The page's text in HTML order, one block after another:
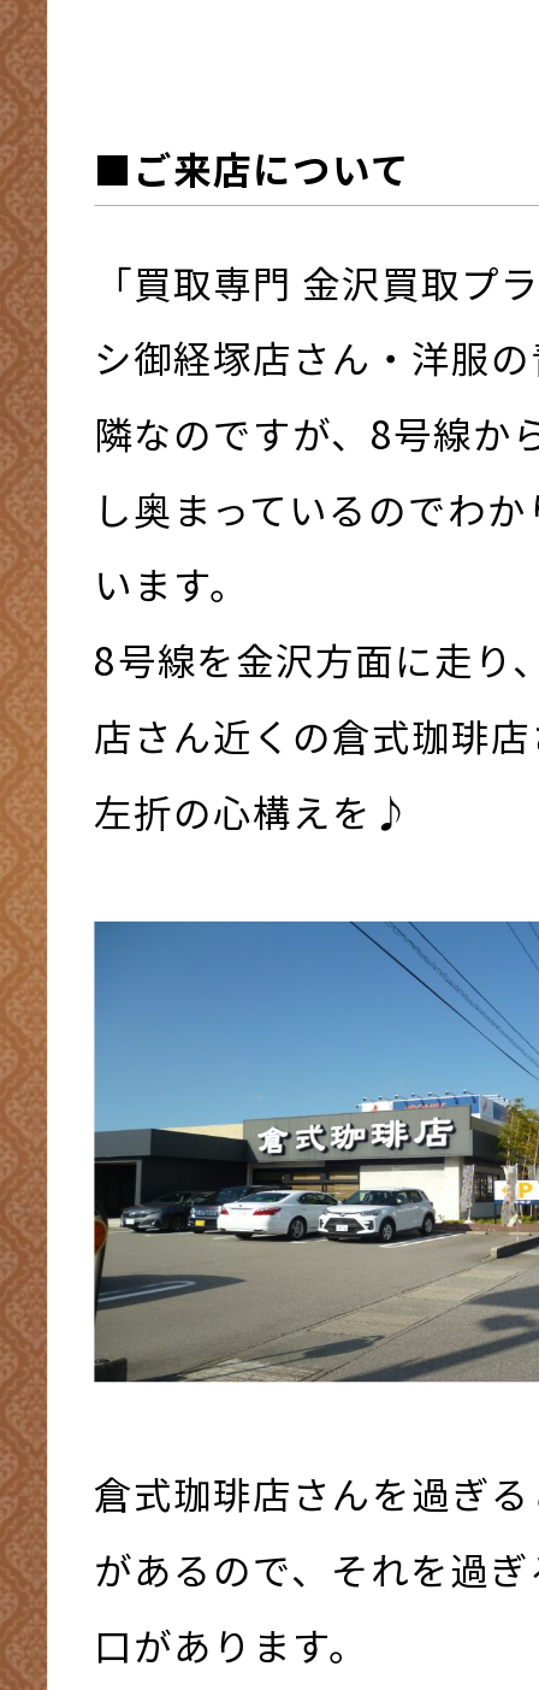
■ご来店について
「買取専門 金沢買取プ
シ御経塚店さん・洋服
隣なのですが、8号線か
し奥まっているのでわ
います。
8号線を金沢方面に走り
店さん近くの倉式珈琲
左折の心構えを♪
倉式珈琲店さんを過ぎ
があるので、それを過
口があります。